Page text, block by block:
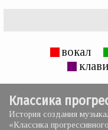
вокал
Классика
История создания
«Классика